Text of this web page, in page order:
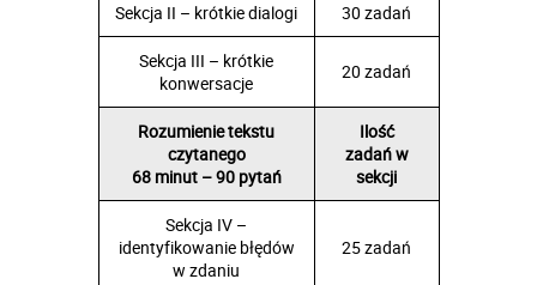
Sekcja II – krótkie dialogi 30 zadań
Sekcja III – krótkie
konwersacje
20 zadań
Rozumienie tekstu
czytanego
68 minut – 90 pytań
Ilość
zadań w
sekcji
Sekcja IV –
identyfikowanie błędów
w zdaniu
25 zadań